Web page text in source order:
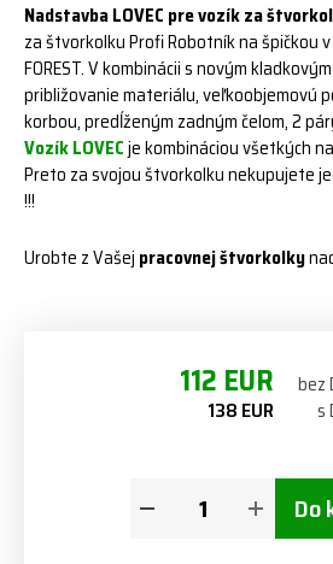
Nadstavba LOVEC pre vozík za
za štvorkolku Profi Robotník na špičkou
FOREST. V kombinácii s novým
približovanie materiálu, veľkoobjemovú
korbou, predĺženým zadným čelom, 2
Vozík LOVECje kombináciou všetkých
Preto za svojou štvorkolku nekupujete
!!!
Urobte z Vašej pracovnej štvorkolky
112 EUR bez
138 EUR s
Do